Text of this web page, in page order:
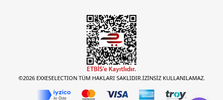
©2026 EXXESELECTION TÜM HAKLARI SAKLIDIR.İZİNSİZ KULLANILAMAZ.